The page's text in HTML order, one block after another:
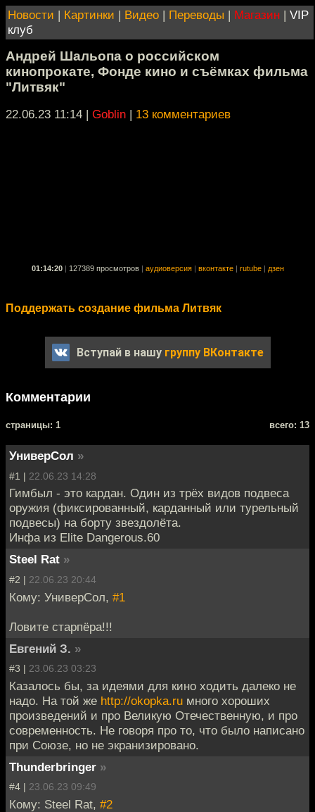
Новости | Картинки | Видео | Переводы | Магазин | VIP
клуб
Андрей Шальопа о российском
кинопрокате, Фонде кино и съёмках фильма
"Литвяк"
22.06.23 11:14 | Goblin | 13 комментариев
01:14:20 127389 просмотров аудиоверсия вконтакте rutube дзен
Поддержать создание фильма Литвяк
Вступай в нашу группу ВКонтакте
Комментарии
cтраницы: 1 всего: 13
УниверСол »
#1 | 22.06.23 14:28
Гимбыл - это кардан. Один из трёх видов подвеса
оружия (фиксированный, карданный или турельный
подвесы) на борту звездолёта.
Инфа из Elite Dangerous.60
Steel Rat »
#2 | 22.06.23 20:44
Кому: УниверСол, #1
Ловите старпёра!!!
Евгений З. »
#3 | 23.06.23 03:23
Казалось бы, за идеями для кино ходить далеко не
надо. На той же http://okopka.ru много хороших
произведений и про Великую Отечественную, и про
современность. Не говоря про то, что было написано
при Союзе, но не экранизировано.
Thunderbringer »
#4 | 23.06.23 09:49
Кому: Steel Rat, #2